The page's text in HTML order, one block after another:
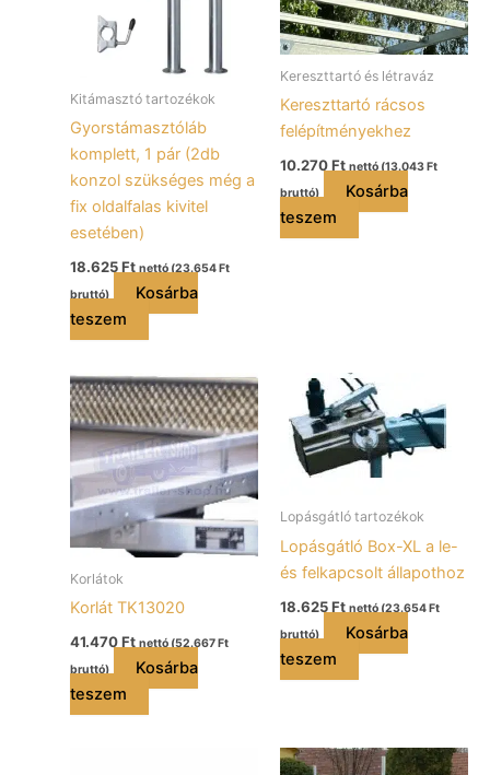
Kitámasztó tartozékok
Gyorstámasztóláb
komplett, 1 pár (2db
konzol szükséges még a
fix oldalfalas kivitel
esetében)
18.625Ft nettó (23.654 Ft
bruttó)
Kosárba
teszem
Kereszttartó és létraváz
Kereszttartó rácsos
felépítményekhez
10.270Ft nettó (13.043 Ft
bruttó)
Kosárba
teszem
Korlátok
Korlát TK13020
41.470Ft nettó (52.667 Ft
bruttó)
Kosárba
teszem
Lopásgátló tartozékok
Lopásgátló Box-XL a le-
és felkapcsolt állapothoz
18.625Ft nettó (23.654Ft
bruttó)
Kosárba
teszem